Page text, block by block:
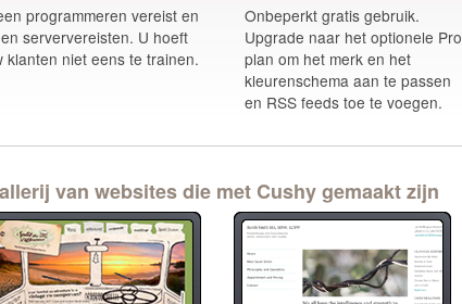
programmeren vereist en
serververeisten. U hoeft
klanten niet eens te trainen.
Onbeperkt gratis gebruik.
Upgrade naar het optionele Pro
plan om het merk en het
kleurenschema aan te passen
en RSS feeds toe te voegen.
van websites die met Cushy gemaakt zijn